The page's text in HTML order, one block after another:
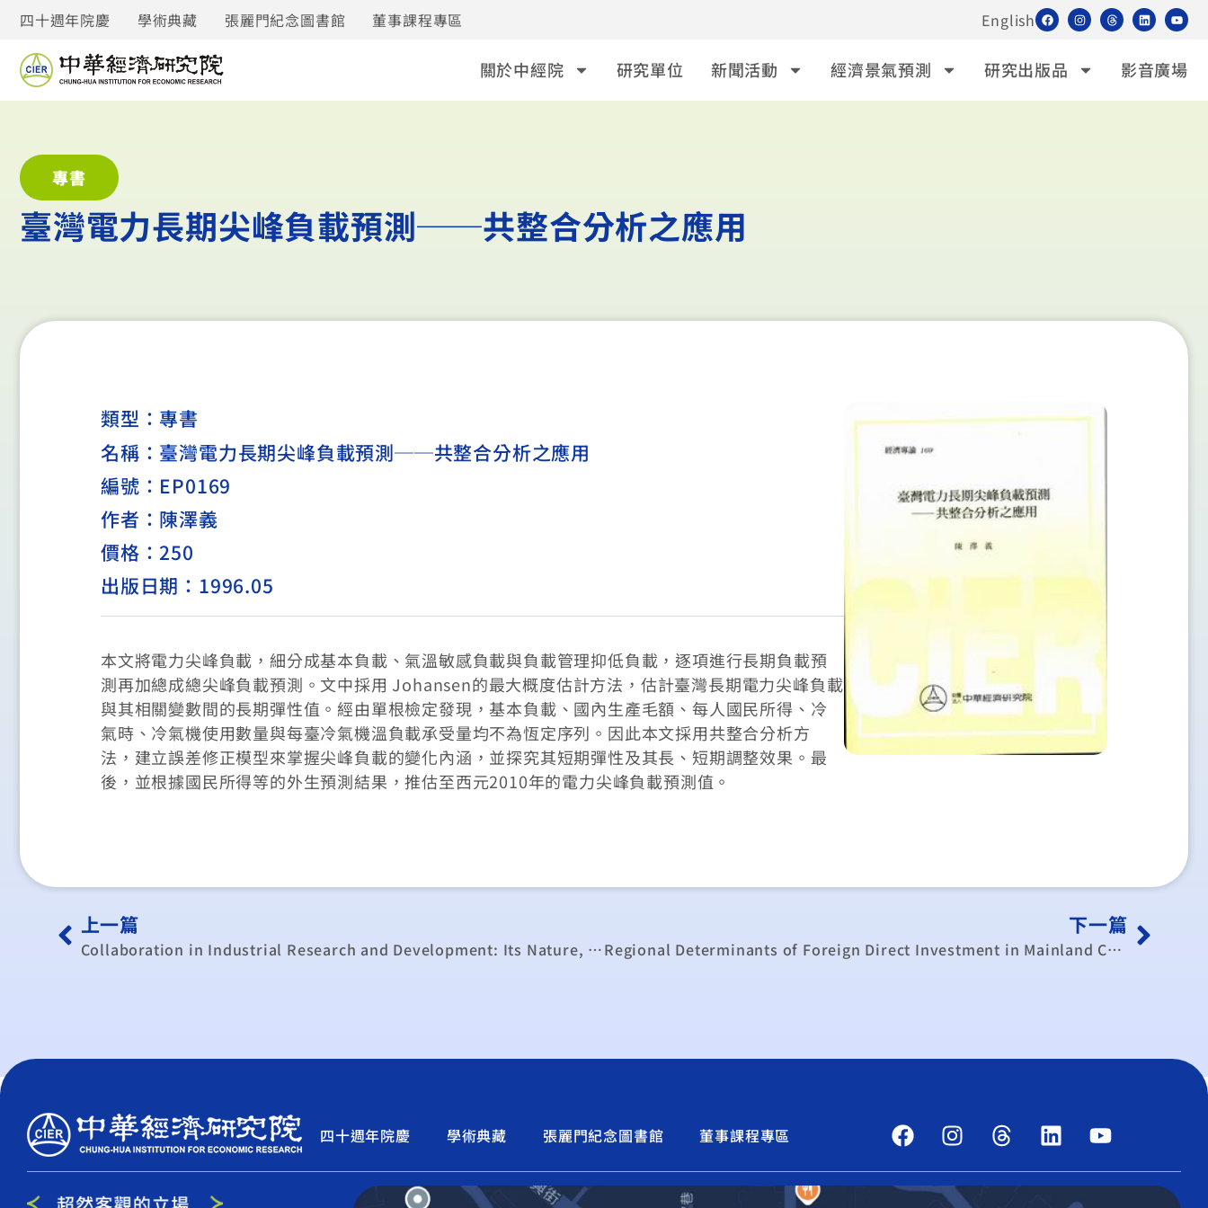
四十週年院慶 學術典藏 張麗門紀念圖書館 董事課程專區 English
關於中經院 研究單位 新聞活動 經濟景氣預測 研究出版品 影音廣場
專書
臺灣電力長期尖峰負載預測──共整合分析之應用
類型： 專書
名稱：臺灣電力長期尖峰負載預測──共整合分析之應用
編號：EP0169
作者：陳澤義
價格：250
出版日期：1996.05
本文將電力尖峰負載，細分成基本負載、氣溫敏感負載與負載管理抑低負載，逐項進行長期負載預
測再加總成總尖峰負載預測。文中採用 Johansen的最大概度估計方法，估計臺灣長期電力尖峰負載
與其相關變數間的長期彈性值。經由單根檢定發現，基本負載、國內生產毛額、每人國民所得、冷
氣時、冷氣機使用數量與每臺冷氣機溫負載承受量均不為恆定序列。因此本文採用共整合分析方
法，建立誤差修正模型來掌握尖峰負載的變化內涵，並探究其短期彈性及其長、短期調整效果。最
後，並根據國民所得等的外生預測結果，推估至西元2010年的電力尖峰負載預測值。
上一篇
Collaboration in Industrial Research and Development: Its Nature, Rationale and Geography
下一篇
Regional Determinants of Foreign Direct Investment in Mainland China, reprinted from Journal of Economic Studies, Vol.23, No.2, 1996, pp.18-30.
四十週年院慶 學術典藏 張麗門紀念圖書館 董事課程專區